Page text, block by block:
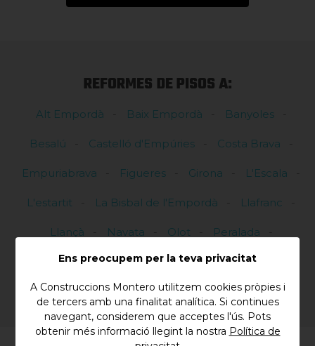
REFORMES DE PISOS A:
Alt Empordà Baix Empordà Banyoles
Besalú Castelló d'Empúries Costa Brava
Empuriabrava Figueres Girona L'Escala
L'estartit La Bisbal de l'Empordà Llafranc
Llançà Navata Olot Peralada
Portbou Roses
Ens preocupem per la teva privacitat
A Construccions Montero utilitzem cookies pròpies i
de tercers amb una finalitat analítica. Si continues
navegant, considerem que acceptes l'ús. Pots
obtenir més informació llegint la nostra Política de